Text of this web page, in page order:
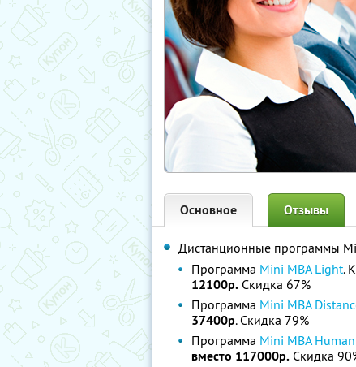
Основное Отзывы
Дистанционные программы
Программа Mini MBA Light.
12100р. Скидка 67%
Программа Mini MBA
37400р. Скидка 79%
Программа Mini MBA
вместо 117000р. Скидка